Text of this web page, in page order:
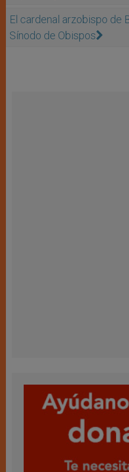
El cardenal arzobispo de
Sínodo de Obispos